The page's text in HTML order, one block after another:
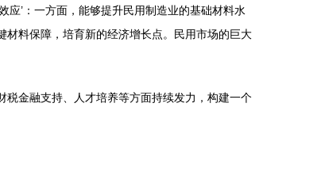
’：一方面，能够提升民用制造业的基础材料水
料保障，培育新的经济增长点。民用市场的巨大
金融支持、人才培养等方面持续发力，构建一个